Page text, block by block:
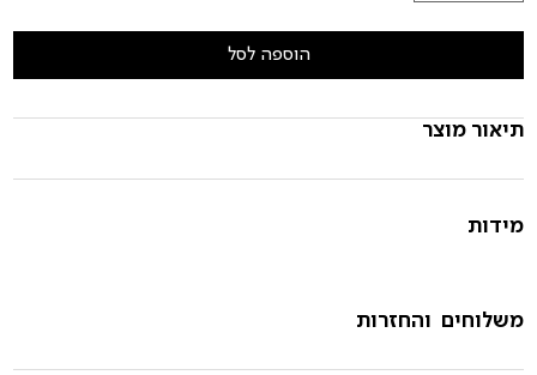
הוספה לסל
תיאור מוצר
מידות
משלוחים והחזרות